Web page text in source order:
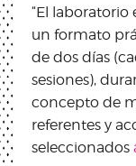
“El
un formato
de dos días
sesiones),
concepto de
referentes y
seleccionados